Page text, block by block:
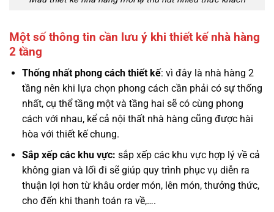
Một số thông tin cần lưu ý khi thiết kế nhà hàng
2 tầng
Thống nhất phong cách thiết kế: vì đây là nhà hàng 2
tầng nên khi lựa chọn phong cách cần phải có sự thống
nhất, cụ thể tầng một và tầng hai sẽ có cùng phong
cách với nhau, kể cả nội thất nhà hàng cũng được hài
hòa với thiết kế chung.
Sắp xếp các khu vực: sắp xếp các khu vực hợp lý về cả
không gian và lối đi sẽ giúp quy trình phục vụ diễn ra
thuận lợi hơn từ khâu order món, lên món, thưởng thức,
cho đến khi thanh toán ra về,….